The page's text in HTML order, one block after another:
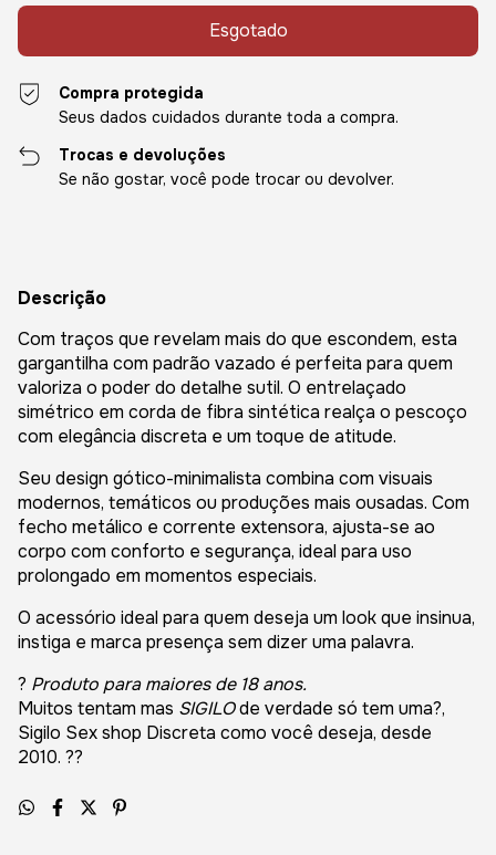
Compra protegida
Seus dados cuidados durante toda a compra.
Trocas e devoluções
Se não gostar, você pode trocar ou devolver.
Descrição
Com traços que revelam mais do que escondem, esta
gargantilha com padrão vazado é perfeita para quem
valoriza o poder do detalhe sutil. O entrelaçado
simétrico em corda de fibra sintética realça o pescoço
com elegância discreta e um toque de atitude.
Seu design gótico-minimalista combina com visuais
modernos, temáticos ou produções mais ousadas. Com
fecho metálico e corrente extensora, ajusta-se ao
corpo com conforto e segurança, ideal para uso
prolongado em momentos especiais.
O acessório ideal para quem deseja um look que insinua,
instiga e marca presença sem dizer uma palavra.
? Produto para maiores de 18 anos.
Muitos tentam mas SIGILOde verdade só tem uma?,
Sigilo Sex shop Discreta como você deseja, desde
2010. ??